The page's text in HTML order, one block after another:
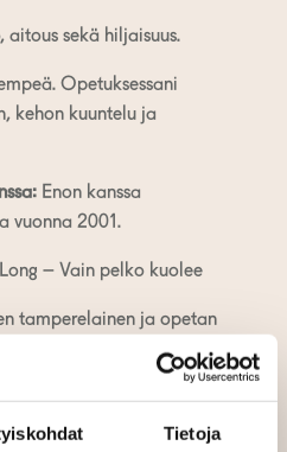
Tietoja
aitous sekä hiljaisuus.
Opetuksessani
kehon kuuntelu ja
Enon kanssa
vuonna 2001.
– Vain pelko kuolee
tamperelainen ja opetan
ja harjoituksen
olen tarkka,
eniten se, kun näen mitä